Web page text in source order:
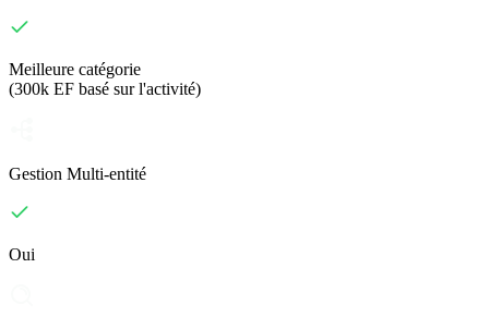
Meilleure catégorie
(300k EF basé sur l'activité)
Gestion Multi-entité
Oui